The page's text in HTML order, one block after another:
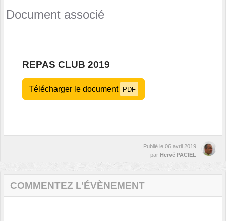
Document associé
REPAS CLUB 2019
Télécharger le document PDF
Publié le 06 avril 2019
par Hervé PACIEL
COMMENTEZ L’ÉVÈNEMENT